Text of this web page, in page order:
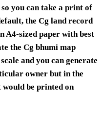
you can take a print of
the Cg land record
A4-sized paper with best
the Cg bhumi map
and you can generate
owner but in the
be printed on